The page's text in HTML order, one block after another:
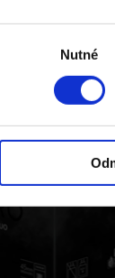
Nutné
Next